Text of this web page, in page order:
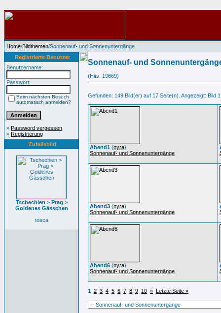
Home/Bildthemen/Sonnenauf- und Sonnenuntergänge
Registrierte Benutzer
Benutzername:
Passwort:
Beim nächsten Besuch
automatisch anmelden?
» Password vergessen
» Registrierung
Zufallsbild
Tschechien > Prag >
Goldenes Gässchen
tosca
Sonnenauf- und
(Hits: 19669)
Gefunden: 149 Bild(er) auf 17 Seite(n). Angezeigt: Bild
Abend1 (nyra)
Sonnenauf- und Sonnenuntergänge
Abend3 (nyra)
Sonnenauf- und Sonnenuntergänge
Abend6 (nyra)
Sonnenauf- und Sonnenuntergänge
1 2 3 4 5 6 7 8 9 10 » Letzte Seite »